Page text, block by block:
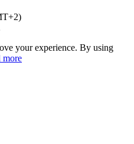
your experience. By using
more